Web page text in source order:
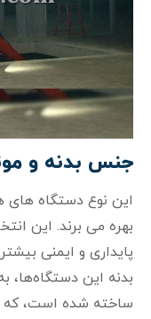
جنس بدنه و
این نوع دستگاه‌ های
بهره می‌ برند. این
پایداری و ایمنی
بدنه این دستگاه‌ها،
ساخته شده است، که